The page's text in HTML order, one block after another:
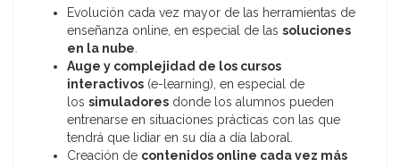
Evolución cada vez mayor de las herramientas de
enseñanza online, en especial de las soluciones
en la nube
Auge y complejidad de los cursos
interactivos (e-learning), en especial de
los simuladores donde los alumnos pueden
entrenarse en situaciones prácticas con las que
tendrá que lidiar en su día a día laboral.
Creación de contenidos online cada vez más